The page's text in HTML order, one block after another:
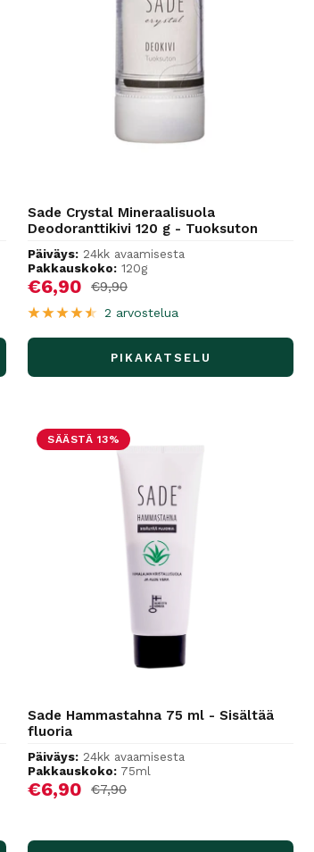
Sade Crystal Mineraalisuola
Deodoranttikivi 120 g - Tuoksuton
Päiväys: 24kk avaamisesta
Pakkauskoko: 120g
Alennushinta
€6,90 Normaalihinta
€9,90
2 arvostelua
PIKAKATSELU
SÄÄSTÄ 13%
Sade Hammastahna 75 ml - Sisältää
fluoria
Päiväys: 24kk avaamisesta
Pakkauskoko: 75ml
Alennushinta
€6,90 Normaalihinta
€7,90